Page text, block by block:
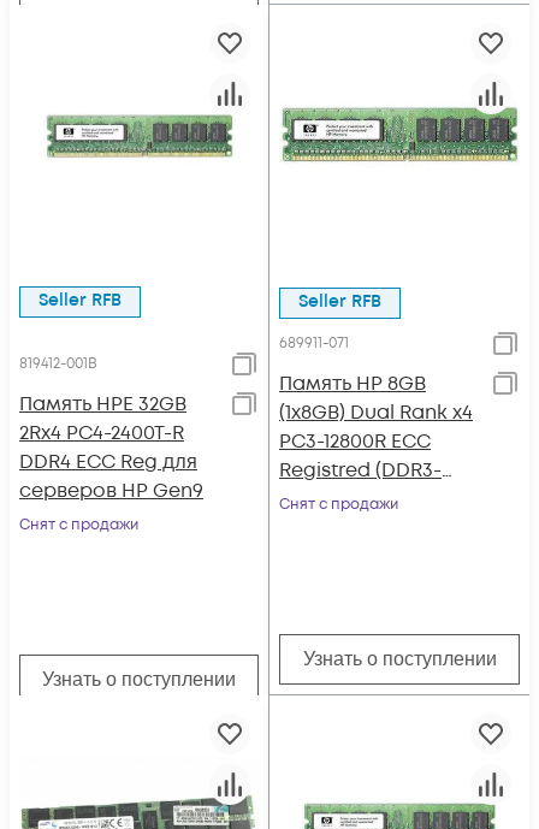
Seller RFB
819412-001B
Память HPE 32GB
2Rx4 PC4-2400T-R
DDR4 ECC Reg для
серверов HP Gen9
Снят с продажи
Узнать о поступлении
Seller RFB
689911-071
Память HP 8GB
(1x8GB) Dual Rank x4
PC3-12800R ECC
Registred (DDR3-
1600)
Снят с продажи
Узнать о поступлении